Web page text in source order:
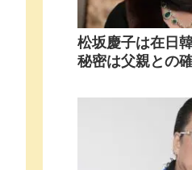
松坂慶子は在日
秘密は父親との